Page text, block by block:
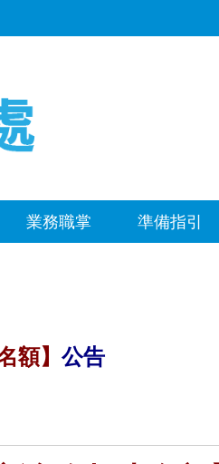
業務職掌 準備指引
額】 公告